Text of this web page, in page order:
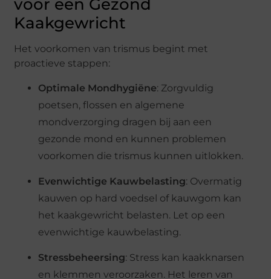
voor een Gezond
Kaakgewricht
Het voorkomen van trismus begint met
proactieve stappen:
Optimale Mondhygiëne: Zorgvuldig
poetsen, flossen en algemene
mondverzorging dragen bij aan een
gezonde mond en kunnen problemen
voorkomen die trismus kunnen uitlokken.
Evenwichtige Kauwbelasting: Overmatig
kauwen op hard voedsel of kauwgom kan
het kaakgewricht belasten. Let op een
evenwichtige kauwbelasting.
Stressbeheersing: Stress kan kaakknarsen
en klemmen veroorzaken. Het leren van